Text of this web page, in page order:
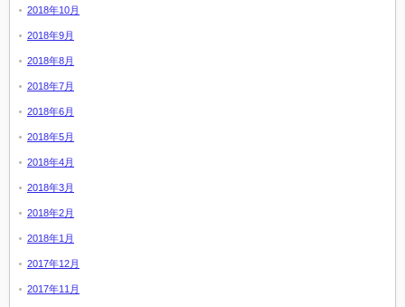
2018年10月
2018年9月
2018年8月
2018年7月
2018年6月
2018年5月
2018年4月
2018年3月
2018年2月
2018年1月
2017年12月
2017年11月